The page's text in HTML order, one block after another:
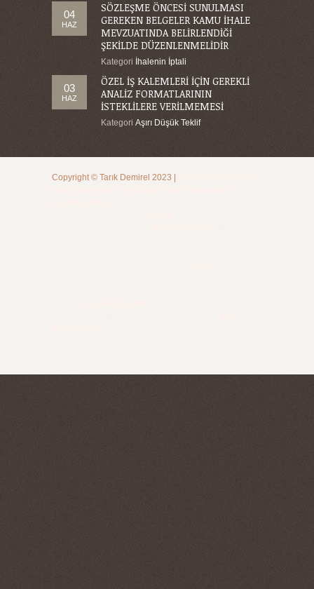
04
HAZ
SÖZLEŞME ÖNCESİ SUNULMASI
GEREKEN BELGELER KAMU İHALE
MEVZUATINDA BELİRLENDİĞİ
ŞEKİLDE DÜZENLENMELİDİR
Kategori İhalenin İptali
03
HAZ
ÖZEL İŞ KALEMLERİ İÇİN GEREKLİ
ANALİZ FORMATLARININ
İSTEKLİLERE VERİLMEMESİ
Kategori Aşırı Düşük Teklif
Copyright © Tarık Demirel 2023